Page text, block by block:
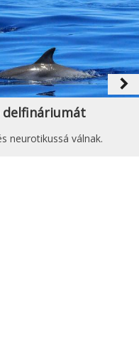
navigate_next
delfináriumát
neurotikussá válnak.